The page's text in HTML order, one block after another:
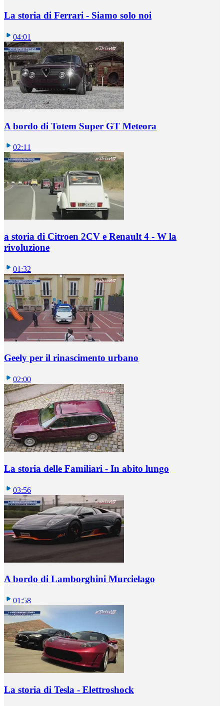
La storia di Ferrari - Siamo solo noi
04:01
A bordo di Totem Super GT Meteora
02:11
a storia di Citroen 2CV e Renault 4 - W la
rivoluzione
01:32
Geely per il rinascimento urbano
02:00
La storia delle Familiari - In abito lungo
03:56
A bordo di Lamborghini Murcielago
01:58
La storia di Tesla - Elettroshock